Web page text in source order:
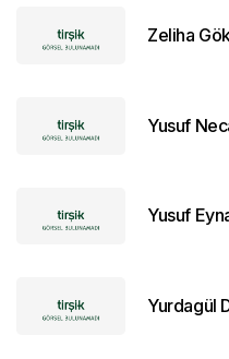
Zeliha
Yusuf
Yusuf
Yurdagül